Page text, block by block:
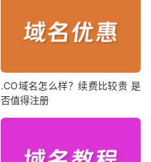
.CO域名怎么样？续费比较贵 是
否值得注册